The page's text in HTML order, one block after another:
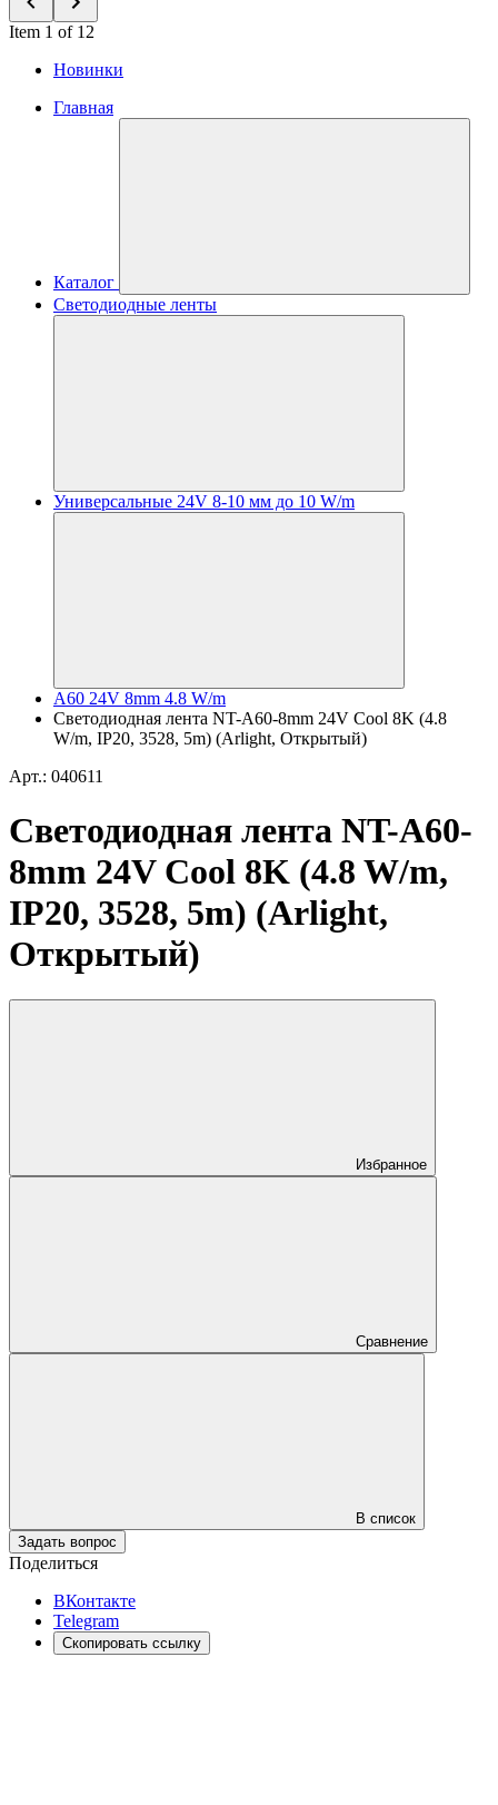
Item 1 of 12
Новинки
Главная
Каталог
Светодиодные ленты
Универсальные 24V 8-10 мм до 10 W/m
A60 24V 8mm 4.8 W/m
Светодиодная лента NT-A60-8mm 24V Cool 8K (4.8
W/m, IP20, 3528, 5m) (Arlight, Открытый)
Арт.: 040611
Светодиодная лента NT-A60-
8mm 24V Cool 8K (4.8 W/m,
IP20, 3528, 5m) (Arlight,
Открытый)
Избранное
Сравнение
В список
Задать вопрос
Поделиться
ВКонтакте
Telegram
Скопировать ссылку